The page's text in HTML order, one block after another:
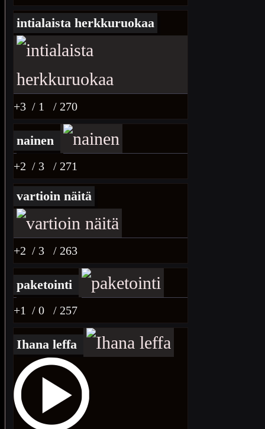
intialaista herkkuruokaa
+3 / 1 / 270
nainen
+2 / 3 / 271
vartioin näitä
+2 / 3 / 263
paketointi
+1 / 0 / 257
Ihana leffa